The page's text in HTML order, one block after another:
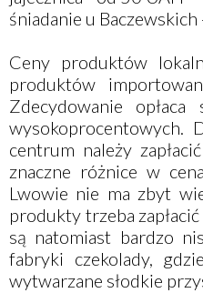
śniadanie u
Ceny produktów
produktów
Zdecydowanie
wysokoprocentowych.
centrum należy
znaczne różnice w
Lwowie nie ma zbyt
produkty trzeba
są natomiast bardzo
fabryki czekolady,
wytwarzane słodkie